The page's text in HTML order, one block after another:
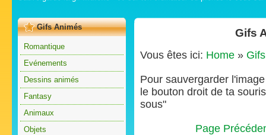
Gifs Animés
Romantique
Evénements
Dessins animés
Fantasy
Animaux
Objets
Gifs
Vous êtes ici: Home »
Pour sauvergarder
le bouton droit de ta
sous"
Page